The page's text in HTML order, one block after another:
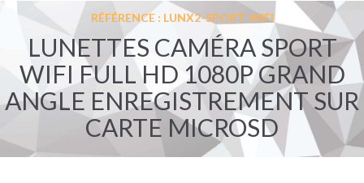
RÉFÉRENCE : LUNX2-SPORT-WIFI
LUNETTES CAMÉRA SPORT
WIFI FULL HD 1080P GRAND
ANGLE ENREGISTREMENT SUR
CARTE MICROSD